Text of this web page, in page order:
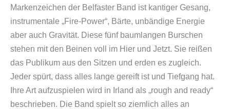
Markenzeichen der Belfaster Band ist kantiger Gesang,
instrumentale „Fire-Power“, Bärte, unbändige Energie
aber auch Gravität. Diese fünf baumlangen Burschen
stehen mit den Beinen voll im Hier und Jetzt. Sie reißen
das Publikum aus den Sitzen und erden es zugleich.
Jeder spürt, dass alles lange gereift ist und Tiefgang hat.
Ihre Art aufzuspielen wird in Irland als „rough and ready“
beschrieben. Die Band spielt so ziemlich alles an